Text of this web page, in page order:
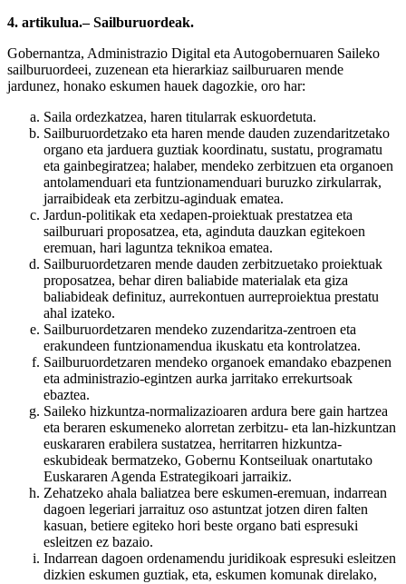
4. artikulua.– Sailburuordeak.
Gobernantza, Administrazio Digital eta Autogobernuaren Saileko
sailburuordeei, zuzenean eta hierarkiaz sailburuaren mende
jardunez, honako eskumen hauek dagozkie, oro har:
Saila ordezkatzea, haren titularrak eskuordetuta.
Sailburuordetzako eta haren mende dauden zuzendaritzetako
organo eta jarduera guztiak koordinatu, sustatu, programatu
eta gainbegiratzea; halaber, mendeko zerbitzuen eta organoen
antolamenduari eta funtzionamenduari buruzko zirkularrak,
jarraibideak eta zerbitzu-aginduak ematea.
Jardun-politikak eta xedapen-proiektuak prestatzea eta
sailburuari proposatzea, eta, aginduta dauzkan egitekoen
eremuan, hari laguntza teknikoa ematea.
Sailburuordetzaren mende dauden zerbitzuetako proiektuak
proposatzea, behar diren baliabide materialak eta giza
baliabideak definituz, aurrekontuen aurreproiektua prestatu
ahal izateko.
Sailburuordetzaren mendeko zuzendaritza-zentroen eta
erakundeen funtzionamendua ikuskatu eta kontrolatzea.
Sailburuordetzaren mendeko organoek emandako ebazpenen
eta administrazio-egintzen aurka jarritako errekurtsoak
ebaztea.
Saileko hizkuntza-normalizazioaren ardura bere gain hartzea
eta beraren eskumeneko alorretan zerbitzu- eta lan-hizkuntzan
euskararen erabilera sustatzea, herritarren hizkuntza-
eskubideak bermatzeko, Gobernu Kontseiluak onartutako
Euskararen Agenda Estrategikoari jarraikiz.
Zehatzeko ahala baliatzea bere eskumen-eremuan, indarrean
dagoen legeriari jarraituz oso astuntzat jotzen diren falten
kasuan, betiere egiteko hori beste organo bati espresuki
esleitzen ez bazaio.
Indarrean dagoen ordenamendu juridikoak espresuki esleitzen
dizkien eskumen guztiak, eta, eskumen komunak direlako,